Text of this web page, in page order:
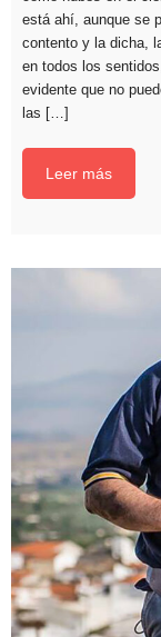
está ahí, aunque se
contento y la dicha,
en todos los
evidente que no
las […]
Leer más